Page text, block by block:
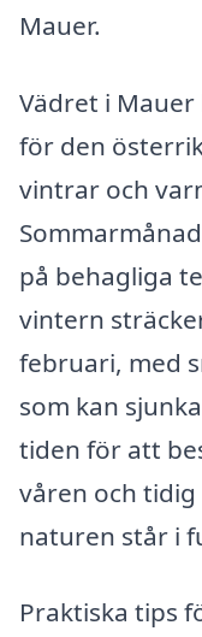
Mauer.
Vädret i
för den
vintrar och
på behagliga
vintern
februari, med
som kan
tiden för att
våren och
naturen står i
Praktiska tips